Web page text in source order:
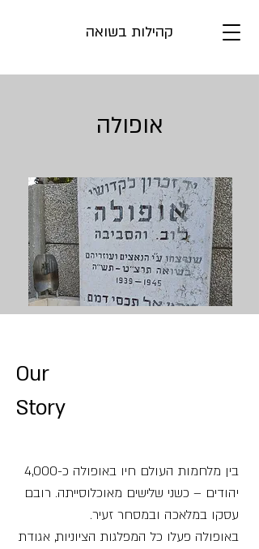
קהילות בשואה
אופולה
Our
Story
בין מלחמות העולם חיו באופולה כ-4,000
יהודים – כשני שלישים מאוכלוסייתה. רובם
עסקו במלאכה ובמסחר זעיר.
באופולה פעלו כל המפלגות הציוניות, אגודת